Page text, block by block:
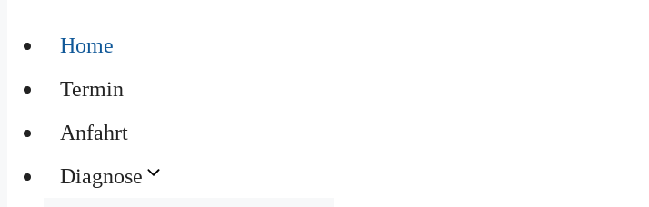
Home
Termin
Anfahrt
Diagnose